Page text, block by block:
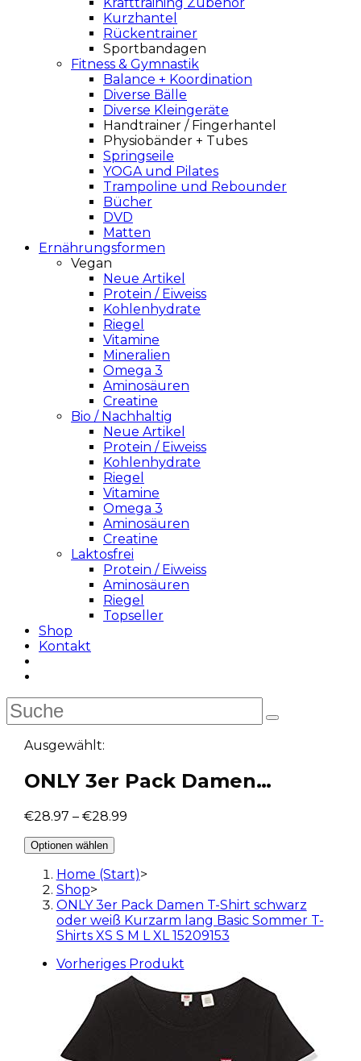
Kurzhantel
Rückentrainer
Sportbandagen
Fitness & Gymnastik
Balance + Koordination
Diverse Bälle
Diverse Kleingeräte
Handtrainer / Fingerhantel
Physiobänder + Tubes
Springseile
YOGA und Pilates
Trampoline und Rebounder
Bücher
DVD
Matten
Ernährungsformen
Vegan
Neue Artikel
Protein / Eiweiss
Kohlenhydrate
Riegel
Vitamine
Mineralien
Omega 3
Aminosäuren
Creatine
Bio / Nachhaltig
Neue Artikel
Protein / Eiweiss
Kohlenhydrate
Riegel
Vitamine
Omega 3
Aminosäuren
Creatine
Laktosfrei
Protein / Eiweiss
Aminosäuren
Riegel
Topseller
Shop
Kontakt
Ausgewählt:
ONLY 3er Pack Damen…
€28.97 – €28.99
Optionen wählen
Home (Start)>
Shop>
ONLY 3er Pack Damen T-Shirt schwarz
oder weiß Kurzarm lang Basic Sommer T-
Shirts XS S M L XL 15209153
Vorheriges Produkt